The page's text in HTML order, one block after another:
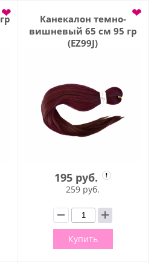
❤
Канекалон темно-
вишневый 65 см 95 гр
(EZ99J)
❤
195 руб.
259 руб.
Купить